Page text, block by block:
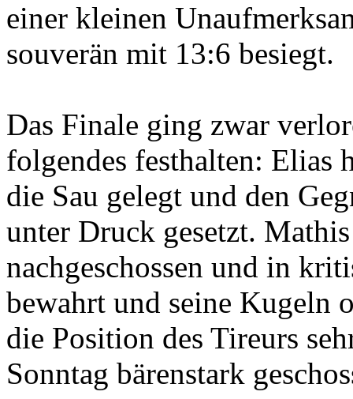
einer kleinen
souverän mit 13:6 besiegt.
Das Finale ging zwar
folgendes festhalten: Elias
die Sau gelegt und den
unter Druck gesetzt.
nachgeschossen und in
bewahrt und seine Kugeln
die Position des Tireurs
Sonntag bärenstark